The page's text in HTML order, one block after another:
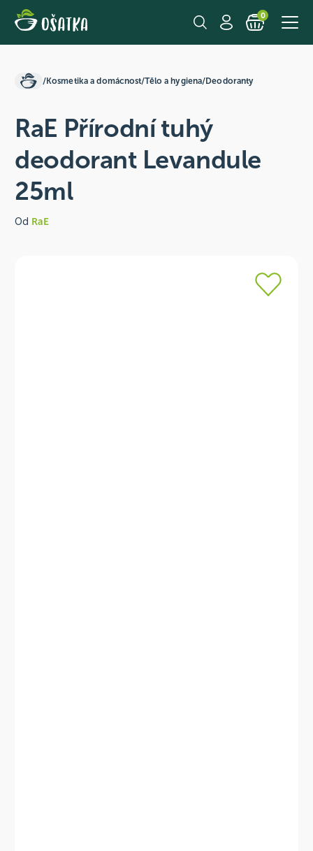
0
/Kosmetika a domácnost/Tělo a hygiena/Deodoranty
RaE Přírodní tuhý
deodorant Levandule
25ml
Od RaE